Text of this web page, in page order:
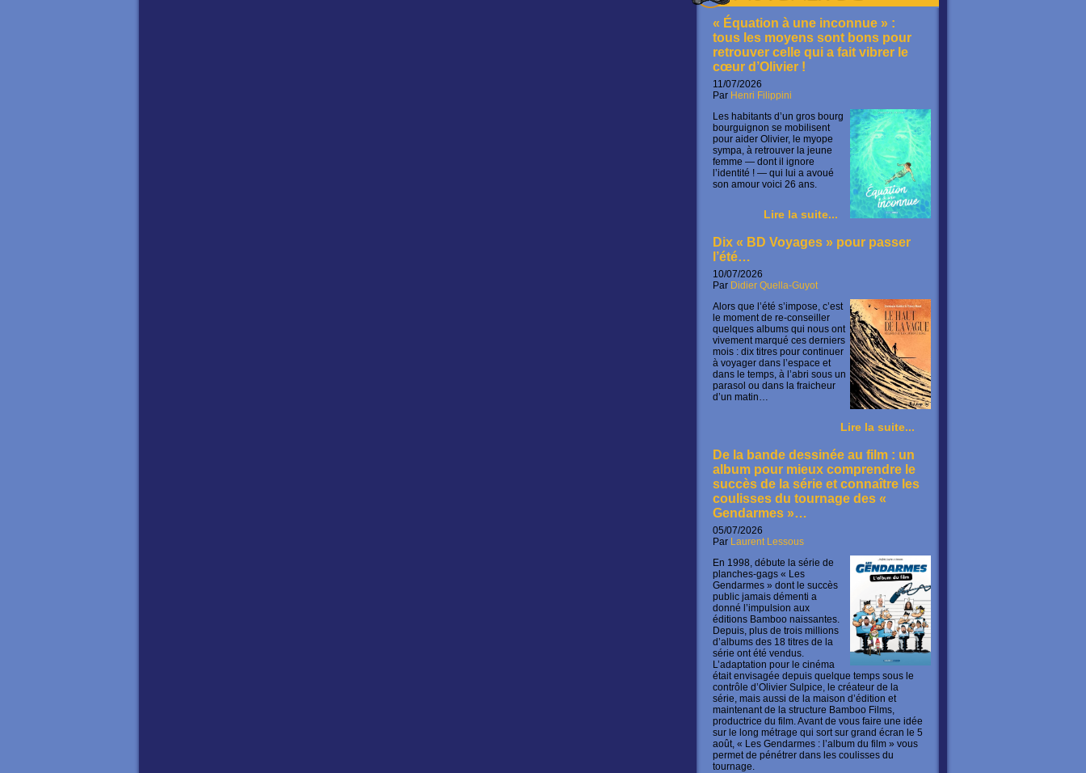
« Équation à une inconnue » :
tous les moyens sont bons pour
retrouver celle qui a fait vibrer le
cœur d’Olivier !
11/07/2026
Par Henri Filippini
Les habitants d’un gros bourg
bourguignon se mobilisent
pour aider Olivier, le myope
sympa, à retrouver la jeune
femme — dont il ignore
l’identité ! — qui lui a avoué
son amour voici 26 ans.
Lire la suite...
Dix « BD Voyages » pour passer
l’été…
10/07/2026
Par Didier Quella-Guyot
Alors que l’été s’impose, c’est
le moment de re-conseiller
quelques albums qui nous ont
vivement marqué ces derniers
mois : dix titres pour continuer
à voyager dans l’espace et
dans le temps, à l’abri sous un
parasol ou dans la fraicheur
d’un matin…
Lire la suite...
De la bande dessinée au film : un
album pour mieux comprendre le
succès de la série et connaître les
coulisses du tournage des «
Gendarmes »…
05/07/2026
Par Laurent Lessous
En 1998, débute la série de
planches-gags « Les
Gendarmes » dont le succès
public jamais démenti a
donné l’impulsion aux
éditions Bamboo naissantes.
Depuis, plus de trois millions
d’albums des 18 titres de la
série ont été vendus.
L’adaptation pour le cinéma
était envisagée depuis quelque temps sous le
contrôle d’Olivier Sulpice, le créateur de la
série, mais aussi de la maison d’édition et
maintenant de la structure Bamboo Films,
productrice du film. Avant de vous faire une idée
sur le long métrage qui sort sur grand écran le 5
août, « Les Gendarmes : l’album du film » vous
permet de pénétrer dans les coulisses du
tournage.